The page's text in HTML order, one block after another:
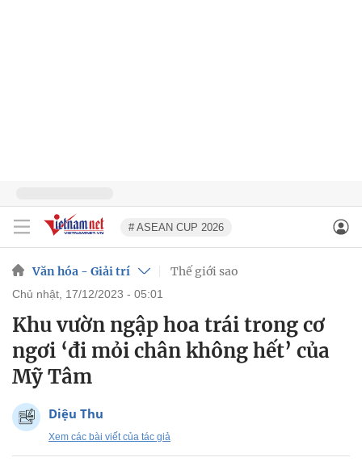
# ASEAN CUP 2026
Văn hóa - Giải trí Thế giới sao
chủ nhật, 17/12/2023 - 05:01
Khu vườn ngập hoa trái trong cơ
ngơi ‘đi mỏi chân không hết’ của
Mỹ Tâm
Diệu Thu
Xem các bài viết của tác giả